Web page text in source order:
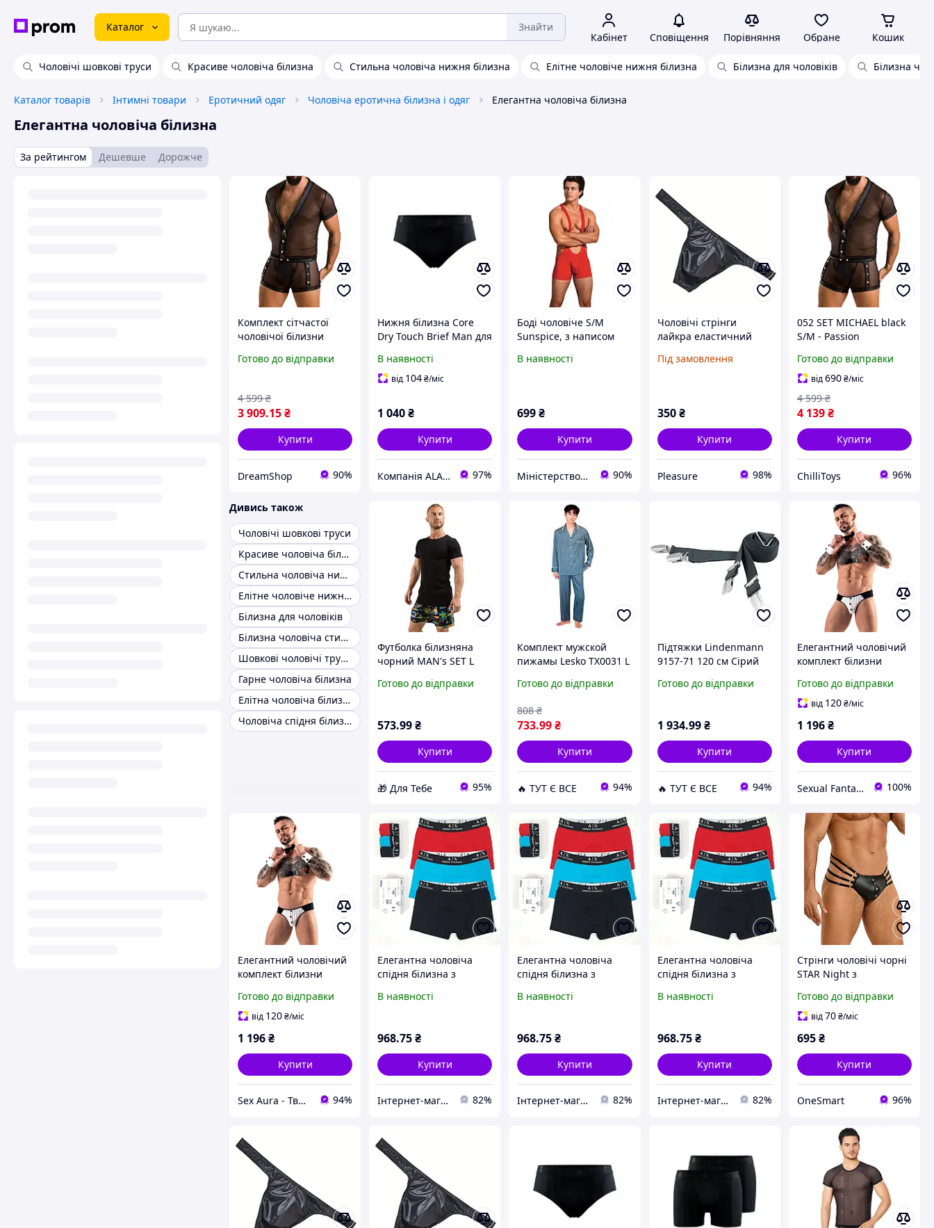
Каталог Знайти
Кабінет Сповіщення Порівняння Обране Кошик
Чоловічі шовкові труси Красиве чоловіча білизна Стильна чоловіча нижня білизна Елітне чоловіче нижня білизна Білизна для чоловіків Білизна
Каталог товарів Інтимні товари Еротичний одяг Чоловіча еротична білизна і одяг Елегантна чоловіча білизна
Елегантна чоловіча білизна
За рейтингом Дешевше Дорожче
Комплект сітчастої
чоловічої білизни
MICHAEL 2XL/3XL black
заклепки
Готово до відправки
3 909.15₴
4 599 ₴
Купити
DreamShop 90%
Нижня білизна Core
Dry Touch Brief Man для
зручність і стиль
В наявності
від 104₴/міс
1 040₴
Купити
Компанія ALANTUR 97%
Боді чоловіче S/M
Sunspice, з написом
В наявності
699₴
Купити
Міністерство задоволення 90%
Чоловічі стрінги
лайкра еластичний
Під замовлення
350 ₴
Купити
Pleasure 98%
052 SET MICHAEL black
S/M - Passion
Готово до відправки
від690₴/міс
4 139₴
4 599 ₴
Купити
ChilliToys 96%
Дивись також
Чоловічі шовкові труси
Красиве чоловіча білизна
Стильна чоловіча нижня білизна
Елітне чоловіче нижня білизна
Білизна для чоловіків
Білизна чоловіча стильна
Шовкові чоловічі труси боксери
Гарне чоловіча білизна
Елітна чоловіча білизна
Чоловіча спідня білизна для сучасного чоловіка
Футболка білизняна
чорний MAN's SET L
Готово до відправки
573.99₴
Купити
🎁 Для Тебе 95%
Комплект мужской
пижамы Lesko TX0031 L
D15-2026
Готово до відправки
733.99₴
808 ₴
Купити
🔥 ТУТ Є ВСЕ 94%
Підтяжки Lindenmann
9157-71 120 см Сірий
Готово до відправки
1 934.99 ₴
Купити
🔥 ТУТ Є ВСЕ 94%
Елегантний чоловічий
комплект білизни
Sexual Fantasy
Готово до відправки
від 120₴/міс
1 196₴
Купити
Sexual Fantasy 100%
Елегантний чоловічий
комплект білизни
Aura
Готово до відправки
від 120₴/міс
1 196₴
Купити
Sex Aura - Твоя аура спокуси 94%
Елегантна чоловіча
спідня білизна з
блакитний червоний M
В наявності
968.75₴
Купити
Інтернет-магазин TOOLS MAX 82%
Елегантна чоловіча
спідня білизна з
блакитний червоний M
В наявності
968.75₴
Купити
Інтернет-магазин TOOLS MAX 82%
Елегантна чоловіча
спідня білизна з
блакитний червоний M
В наявності
968.75 ₴
Купити
Інтернет-магазин TOOLS MAX 82%
Стрінги чоловічі чорні
STAR Night з
гумками для
романтичних вечорів
Готово до відправки
від70₴/міс
695₴
Купити
OneSmart 96%